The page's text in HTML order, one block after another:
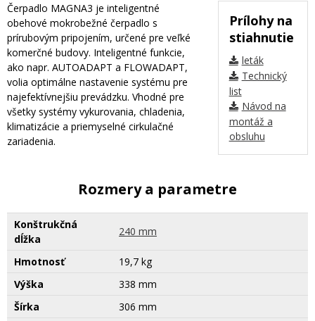
Prílohy na
stiahnutie
leták
Technický
list
Návod na
montáž a
obsluhu
Čerpadlo MAGNA3 je inteligentné
obehové mokrobežné čerpadlo s
prírubovým pripojením, určené pre veľké
komerčné budovy. Inteligentné funkcie,
ako napr. AUTOADAPT a FLOWADAPT,
volia optimálne nastavenie systému pre
najefektívnejšiu prevádzku. Vhodné pre
všetky systémy vykurovania, chladenia,
klimatizácie a priemyselné cirkulačné
zariadenia.
Rozmery a parametre
Konštrukčná
dĺžka
240 mm
Hmotnosť
19,7 kg
Výška
338 mm
Šírka
306 mm